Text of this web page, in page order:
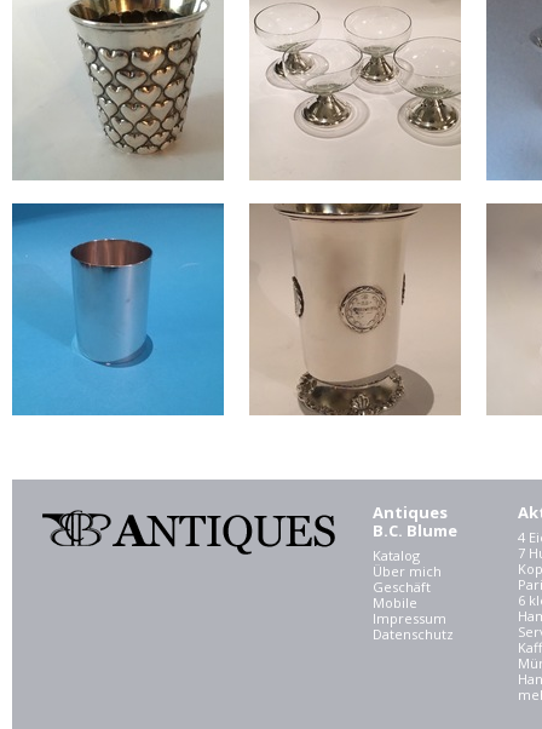
Antiques
B.C. Blume
Katalog
Über mich
Geschäft
Mobile
Impressum
Datenschutz
4
7
6